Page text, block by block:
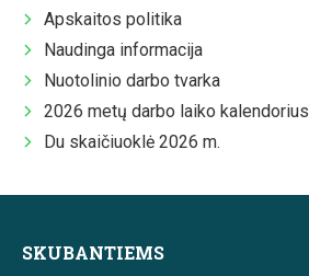
Apskaitos politika
Naudinga informacija
Nuotolinio darbo tvarka
2026 metų darbo laiko kalendorius
Du skaičiuoklė 2026 m.
SKUBANTIEMS